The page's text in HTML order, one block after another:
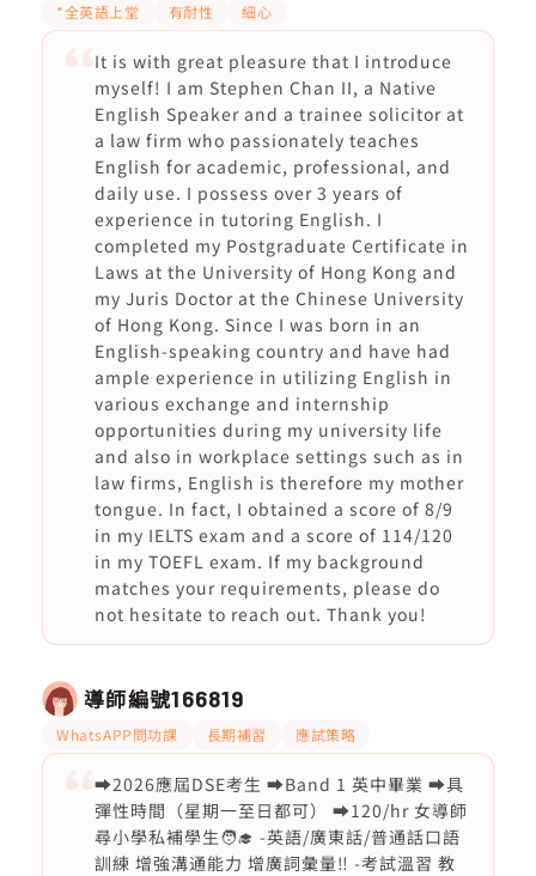
*全英語上堂 有耐性 細心
It is with great pleasure that I introduce
myself! I am Stephen Chan II, a Native
English Speaker and a trainee solicitor at
a law firm who passionately teaches
English for academic, professional, and
daily use. I possess over 3 years of
experience in tutoring English. I
completed my Postgraduate Certificate in
Laws at the University of Hong Kong and
my Juris Doctor at the Chinese University
of Hong Kong. Since I was born in an
English-speaking country and have had
ample experience in utilizing English in
various exchange and internship
opportunities during my university life
and also in workplace settings such as in
law firms, English is therefore my mother
tongue. In fact, I obtained a score of 8/9
in my IELTS exam and a score of 114/120
in my TOEFL exam. If my background
matches your requirements, please do
not hesitate to reach out. Thank you!
導師編號166819
WhatsAPP問功課 長期補習 應試策略
➡️2026應屆DSE考生 ➡️Band 1 英中畢業 ➡️具
彈性時間（星期一至日都可） ➡️120/hr 女導師
尋小學私補學生🧑‍🎓 -英語/廣東話/普通話口語
訓練 增強溝通能力 增廣詞彙量‼️ -考試溫習 教